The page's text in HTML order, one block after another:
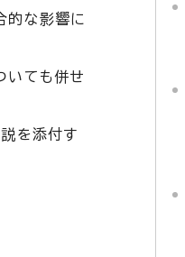
的な影響に
いても併せ
を添付す